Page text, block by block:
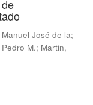
José de la;
M.; Martin,